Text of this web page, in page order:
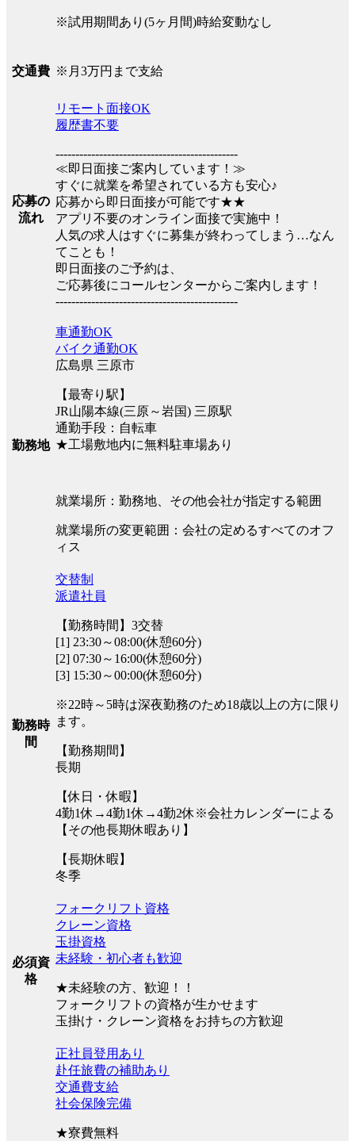
※試用期間あり(5ヶ月間)時給変動なし
交通費 ※月3万円まで支給
応募の
流れ
リモート面接OK
履歴書不要
----------------------------------------------
≪即日面接ご案内しています！≫
すぐに就業を希望されている方も安心♪
応募から即日面接が可能です★★
アプリ不要のオンライン面接で実施中！
人気の求人はすぐに募集が終わってしまう…なん
てことも！
即日面接のご予約は、
ご応募後にコールセンターからご案内します！
----------------------------------------------
勤務地
車通勤OK
バイク通勤OK
広島県 三原市
【最寄り駅】
JR山陽本線(三原～岩国) 三原駅
通勤手段：自転車
★工場敷地内に無料駐車場あり
就業場所：勤務地、その他会社が指定する範囲
就業場所の変更範囲：会社の定めるすべてのオフ
ィス
勤務時
間
交替制
派遣社員
【勤務時間】3交替
[1] 23:30～08:00(休憩60分)
[2] 07:30～16:00(休憩60分)
[3] 15:30～00:00(休憩60分)
※22時～5時は深夜勤務のため18歳以上の方に限り
ます。
【勤務期間】
長期
【休日・休暇】
4勤1休→4勤1休→4勤2休※会社カレンダーによる
【その他長期休暇あり】
【長期休暇】
冬季
必須資
格
フォークリフト資格
クレーン資格
玉掛資格
未経験・初心者も歓迎
★未経験の方、歓迎！！
フォークリフトの資格が生かせます
玉掛け・クレーン資格をお持ちの方歓迎
正社員登用あり
赴任旅費の補助あり
交通費支給
社会保険完備
★寮費無料